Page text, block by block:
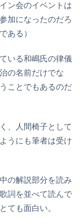
ン会のイベントは
加になったのだろ
ある）
いる和嶋氏の律儀
の名前だけでな
ことでもあるのだ
、人間椅子として
うにも筆者は受け
の解説部分を読み
詞を並べて読んで
ても面白い。